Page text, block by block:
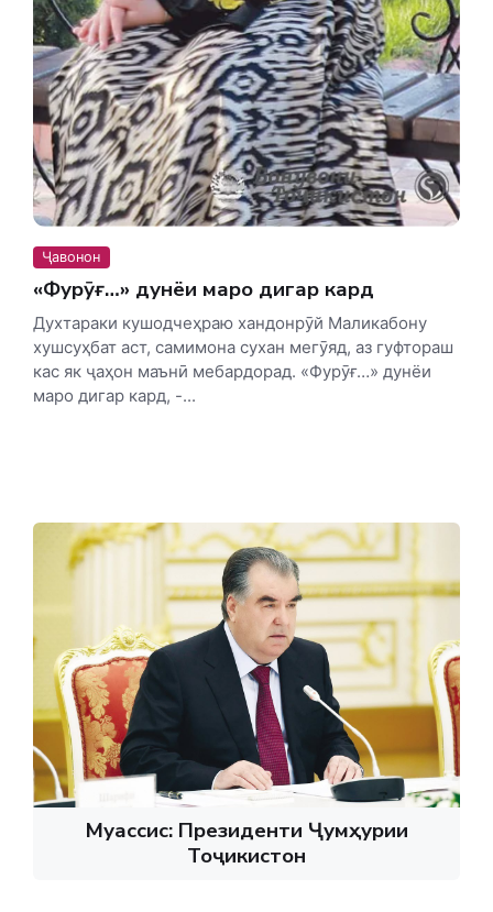
Ҷавонон
«Фурӯғ…» дунёи маро дигар кард
Духтараки кушодчеҳраю хандонрӯй Маликабону
хушсуҳбат аст, самимона сухан мегӯяд, аз гуфтораш
кас як ҷаҳон маънӣ мебардорад. «Фурӯғ…» дунёи
маро дигар кард, -...
Муассис: Президенти Ҷумҳурии
Тоҷикистон